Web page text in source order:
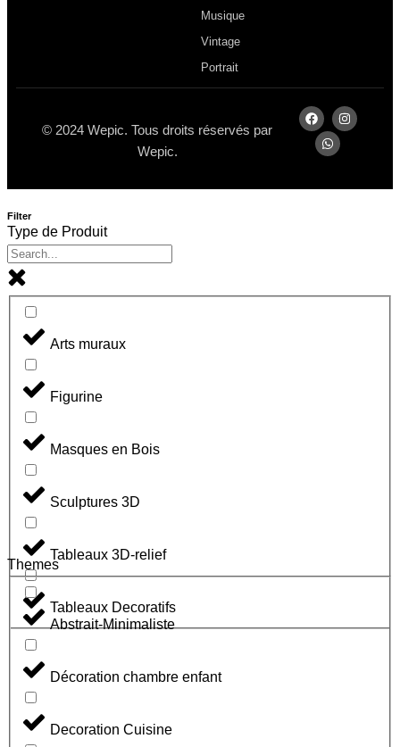
Musique
Vintage
Portrait
© 2024 Wepic. Tous droits réservés par
Wepic.
Filter
Type de Produit
Arts muraux
Figurine
Masques en Bois
Sculptures 3D
Tableaux 3D-relief
Tableaux Decoratifs
Themes
Abstrait-Minimaliste
Décoration chambre enfant
Decoration Cuisine